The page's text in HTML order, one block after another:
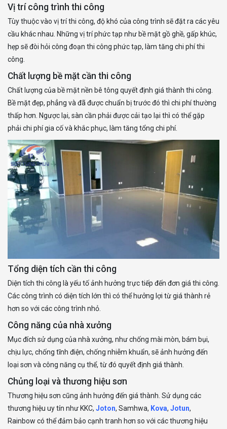
Vị trí công trình thi công
Tùy thuộc vào vị trí thi công, độ khó của công trình sẽ đặt ra các yêu
cầu khác nhau. Những vị trí phức tạp như bề mặt gồ ghề, gấp khúc,
hẹp sẽ đòi hỏi công đoạn thi công phức tạp, làm tăng chi phí thi
công.
Chất lượng bề mặt cần thi công
Chất lượng của bề mặt nền bê tông quyết định giá thành thi công.
Bề mặt đẹp, phẳng và đã được chuẩn bị trước đó thì chi phí thường
thấp hơn. Ngược lại, sàn cần phải được cải tạo lại thì có thể gặp
phải chi phí gia cố và khắc phục, làm tăng tổng chi phí.
Tổng diện tích cần thi công
Diện tích thi công là yếu tố ảnh hưởng trực tiếp đến đơn giá thi công.
Các công trình có diện tích lớn thì có thể hưởng lợi từ giá thành rẻ
hơn so với các công trình nhỏ.
Công năng của nhà xưởng
Mục đích sử dụng của nhà xưởng, như chống mài mòn, bám bụi,
chịu lực, chống tĩnh điện, chống nhiễm khuẩn, sẽ ảnh hưởng đến
loại sơn và công năng cụ thể, từ đó quyết định giá thành.
Chủng loại và thương hiệu sơn
Thương hiệu sơn cũng ảnh hưởng đến giá thành. Sử dụng các
thương hiệu uy tín như KKC, Joton, Samhwa, Kova, Jotun,
Rainbow có thể đảm bảo cạnh tranh hơn so với các thương hiệu